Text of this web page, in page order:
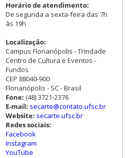
Horário de atendimento:
De segunda a sexta-feira das 7h
às 19h
Localização:
Campus Florianópolis - Trindade
Centro de Cultura e Eventos -
Fundos
CEP 88040-900
Florianópolis - SC - Brasil
Fone: (48) 3721-2376
E-mail: secarte@contato.ufsc.br
Website: secarte.ufsc.br
Redes sociais:
Facebook
Instagram
YouTube